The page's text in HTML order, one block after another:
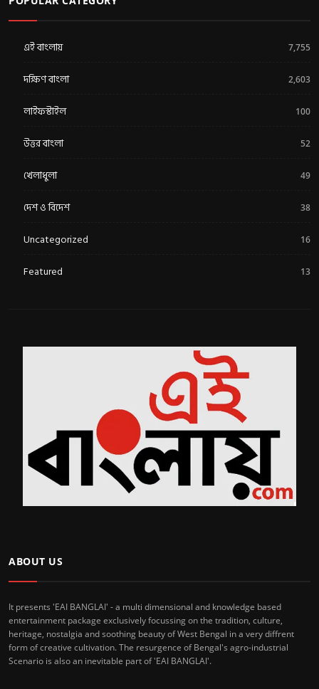
এই বাংলায় 7,755
দক্ষিণ বাংলা 2,603
লাইফস্টাইল 100
উত্তর বাংলা 52
খেলাধুলা 49
দেশ ও বিদেশ 38
Uncategorized 16
Featured 13
ABOUT US
It presents 'EAI BANGLAI' - a multi dimensional and knowledge based
entertainment package exclusively focussing on the tradition, culture,
heritage, nostalgia and soothing beauty of West Bengal in a very diffrent
form of creative cultivation. The resurgence of Bengal's agro-industrial
Scenario is also an inevitable part of 'EAI BANGLAI'.